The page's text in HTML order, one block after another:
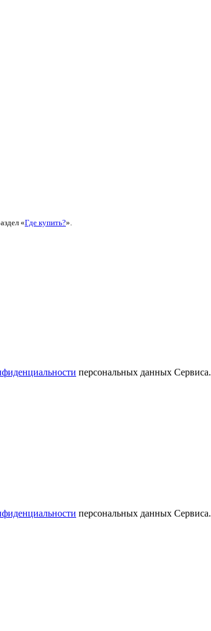
«Где купить?».
персональных данных Сервиса.
персональных данных Сервиса.